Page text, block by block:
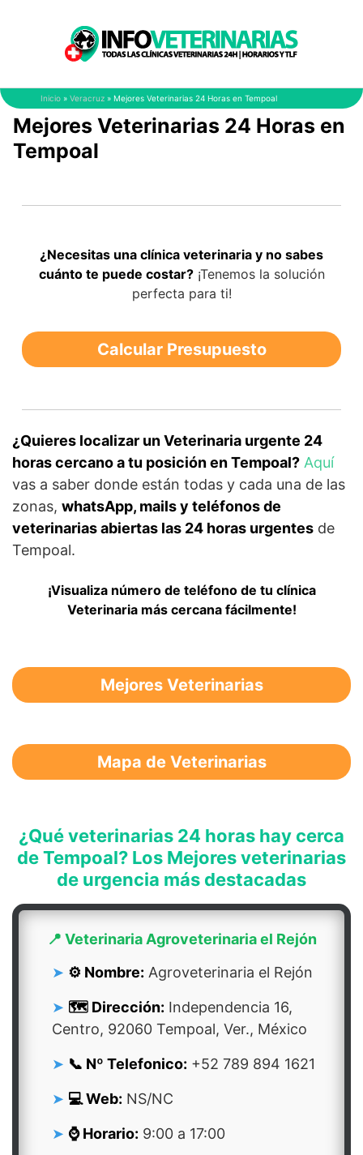
Inicio » Veracruz » Mejores Veterinarias 24 Horas en Tempoal
Mejores Veterinarias 24 Horas en
Tempoal
¿Necesitas una clínica veterinaria y no sabes
cuánto te puede costar?¡Tenemos la solución
perfecta para ti!
Calcular Presupuesto
¿Quieres localizar un Veterinaria urgente 24
horas cercano a tu posición en Tempoal? Aquí
vas a saber donde están todas y cada una de las
zonas, whatsApp, mails y teléfonos de
veterinarias abiertas las 24 horas urgentes de
Tempoal.
¡Visualiza número de teléfono de tu clínica
Veterinaria más cercana fácilmente!
Mejores Veterinarias
Mapa de Veterinarias
¿Qué veterinarias 24 horas hay cerca
de Tempoal? Los Mejores veterinarias
de urgencia más destacadas
📍 Veterinaria Agroveterinaria el Rejón
⚙️ Nombre: Agroveterinaria el Rejón
🗺️ Dirección: Independencia 16,
Centro, 92060 Tempoal, Ver., México
📞 Nº Telefonico: +52 789 894 1621
💻 Web: NS/NC
⌚ Horario: 9:00 a 17:00